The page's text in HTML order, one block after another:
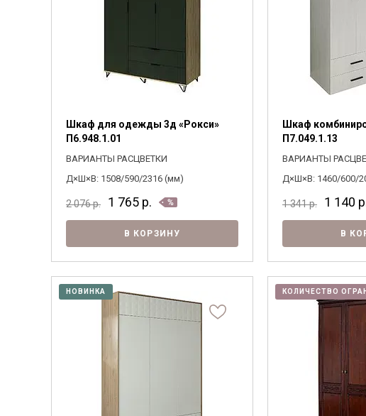
Шкаф для одежды 3д «Рокси»
П6.948.1.01
ВАРИАНТЫ РАСЦВЕТКИ
Д×Ш×В: 1508/590/2316 (мм)
2 076р. 1 765 р.
В КОРЗИНУ
Шкаф
П7.049.1.13
ВАРИАНТЫ
Д×Ш×В: 1460/600/
1 341р. 1 140
В
НОВИНКА КОЛИЧЕСТВО